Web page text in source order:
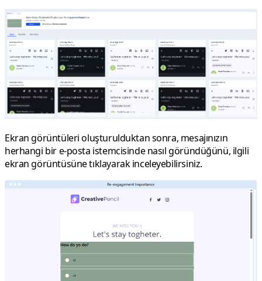
Ekran görüntüleri oluşturulduktan sonra, mesajınızın
herhangi bir e-posta istemcisinde nasıl göründüğünü, ilgili
ekran görüntüsüne tıklayarak inceleyebilirsiniz.